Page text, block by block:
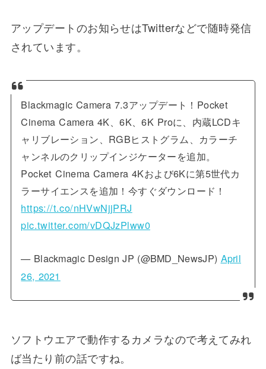
アップデートのお知らせはTwitterなどで随時発信
されています。
Blackmagic Camera 7.3アップデート！Pocket
Cinema Camera 4K、6K、6K Proに、内蔵LCDキ
ャリブレーション、RGBヒストグラム、カラーチ
ャンネルのクリップインジケーターを追加。
Pocket Cinema Camera 4Kおよび6Kに第5世代カ
ラーサイエンスを追加！今すぐダウンロード！
https://t.co/nHVwNjjPRJ
pic.twitter.com/vDQJzPlww0
— Blackmagic Design JP (@BMD_NewsJP) April
26, 2021
ソフトウエアで動作するカメラなので考えてみれ
ば当たり前の話ですね。